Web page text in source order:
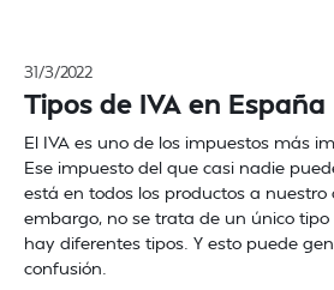
31/3/2022
Tipos de IVA en España
El IVA es uno de los impuestos más
Ese impuesto del que casi nadie
está en todos los productos a nuestro
embargo, no se trata de un único tipo
hay diferentes tipos. Y esto puede
confusión.